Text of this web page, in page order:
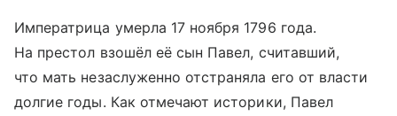
Императрица умерла 17 ноября 1796 года.
На престол взошёл её сын Павел, считавший,
что мать незаслуженно отстраняла его от власти
долгие годы. Как отмечают историки, Павел